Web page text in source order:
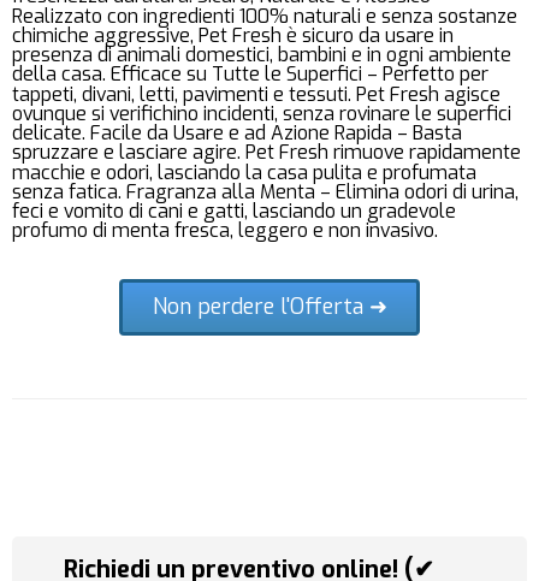
Realizzato con ingredienti 100% naturali e senza sostanze
chimiche aggressive, Pet Fresh è sicuro da usare in
presenza di animali domestici, bambini e in ogni ambiente
della casa. Efficace su Tutte le Superfici – Perfetto per
tappeti, divani, letti, pavimenti e tessuti. Pet Fresh agisce
ovunque si verifichino incidenti, senza rovinare le superfici
delicate. Facile da Usare e ad Azione Rapida – Basta
spruzzare e lasciare agire. Pet Fresh rimuove rapidamente
macchie e odori, lasciando la casa pulita e profumata
senza fatica. Fragranza alla Menta – Elimina odori di urina,
feci e vomito di cani e gatti, lasciando un gradevole
profumo di menta fresca, leggero e non invasivo.
Non perdere l'Offerta ➜
Richiedi un preventivo online! (✔